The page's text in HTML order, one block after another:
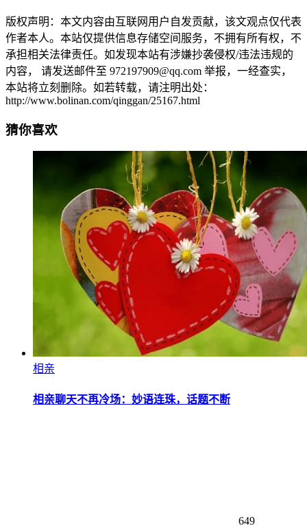
版权声明：本文内容由互联网用户自发贡献，该文观点仅代表
作者本人。本站仅提供信息存储空间服务，不拥有所有权，不
承担相关法律责任。如发现本站有涉嫌抄袭侵权/违法违规的
内容， 请发送邮件至 972197909@qq.com 举报，一经查实，
本站将立刻删除。如若转载，请注明出处：
http://www.bolinan.com/qinggan/25167.html
猜你喜欢
相亲
相亲聊天不再冷场：妙语连珠，话题不断
649